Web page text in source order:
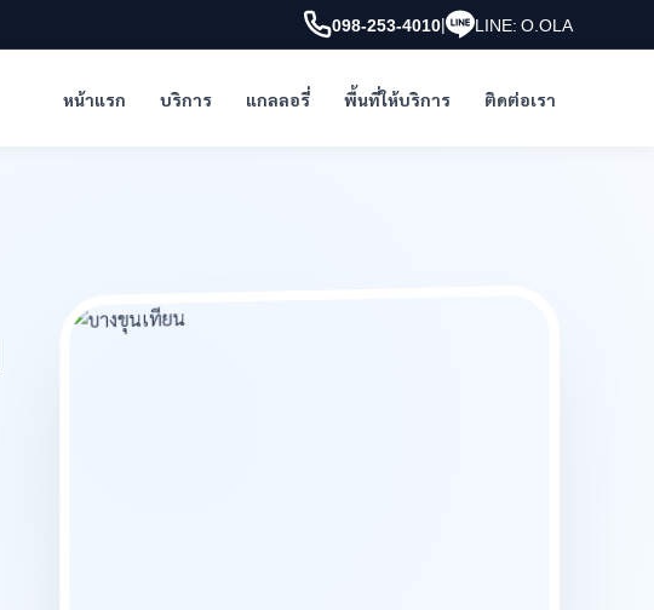
098-253-4010| LINE: O.OLA
หน้าแรก บริการ แกลลอรี่ พื้นที่ให้บริการ ติดต่อเรา